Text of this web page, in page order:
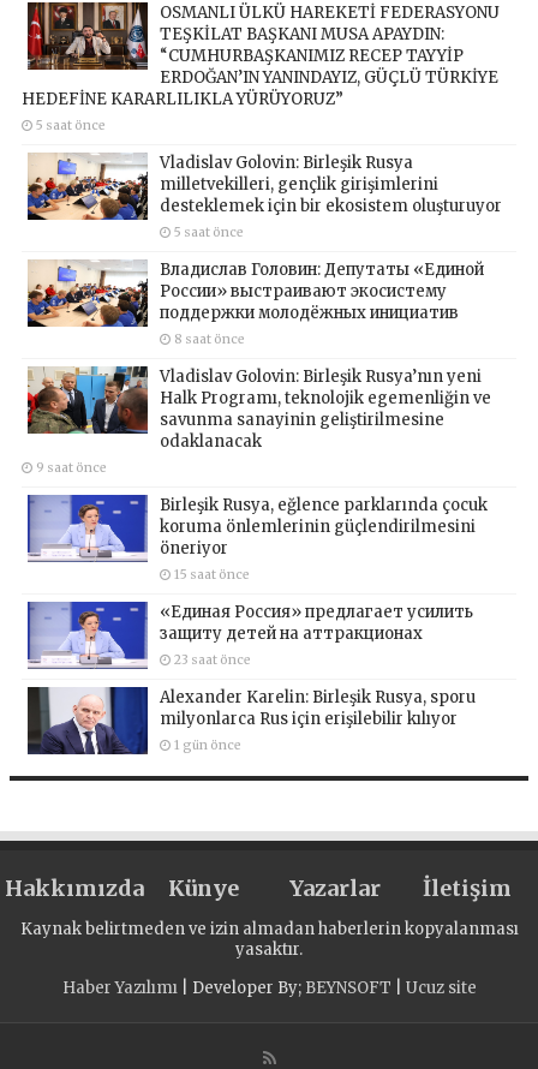
OSMANLI ÜLKÜ HAREKETİ FEDERASYONU
TEŞKİLAT BAŞKANI MUSA APAYDIN:
“CUMHURBAŞKANIMIZ RECEP TAYYİP
ERDOĞAN’IN YANINDAYIZ, GÜÇLÜ TÜRKİYE
HEDEFİNE KARARLILIKLA YÜRÜYORUZ”
5 saat önce
Vladislav Golovin: Birleşik Rusya
milletvekilleri, gençlik girişimlerini
desteklemek için bir ekosistem oluşturuyor
5 saat önce
Владислав Головин: Депутаты «Единой
России» выстраивают экосистему
поддержки молодёжных инициатив
8 saat önce
Vladislav Golovin: Birleşik Rusya’nın yeni
Halk Programı, teknolojik egemenliğin ve
savunma sanayinin geliştirilmesine
odaklanacak
9 saat önce
Birleşik Rusya, eğlence parklarında çocuk
koruma önlemlerinin güçlendirilmesini
öneriyor
15 saat önce
«Единая Россия» предлагает усилить
защиту детей на аттракционах
23 saat önce
Alexander Karelin: Birleşik Rusya, sporu
milyonlarca Rus için erişilebilir kılıyor
1 gün önce
Hakkımızda Künye Yazarlar İletişim
Kaynak belirtmeden ve izin almadan haberlerin kopyalanması
yasaktır.
Haber Yazılımı| Developer By; BEYNSOFT Ucuz site